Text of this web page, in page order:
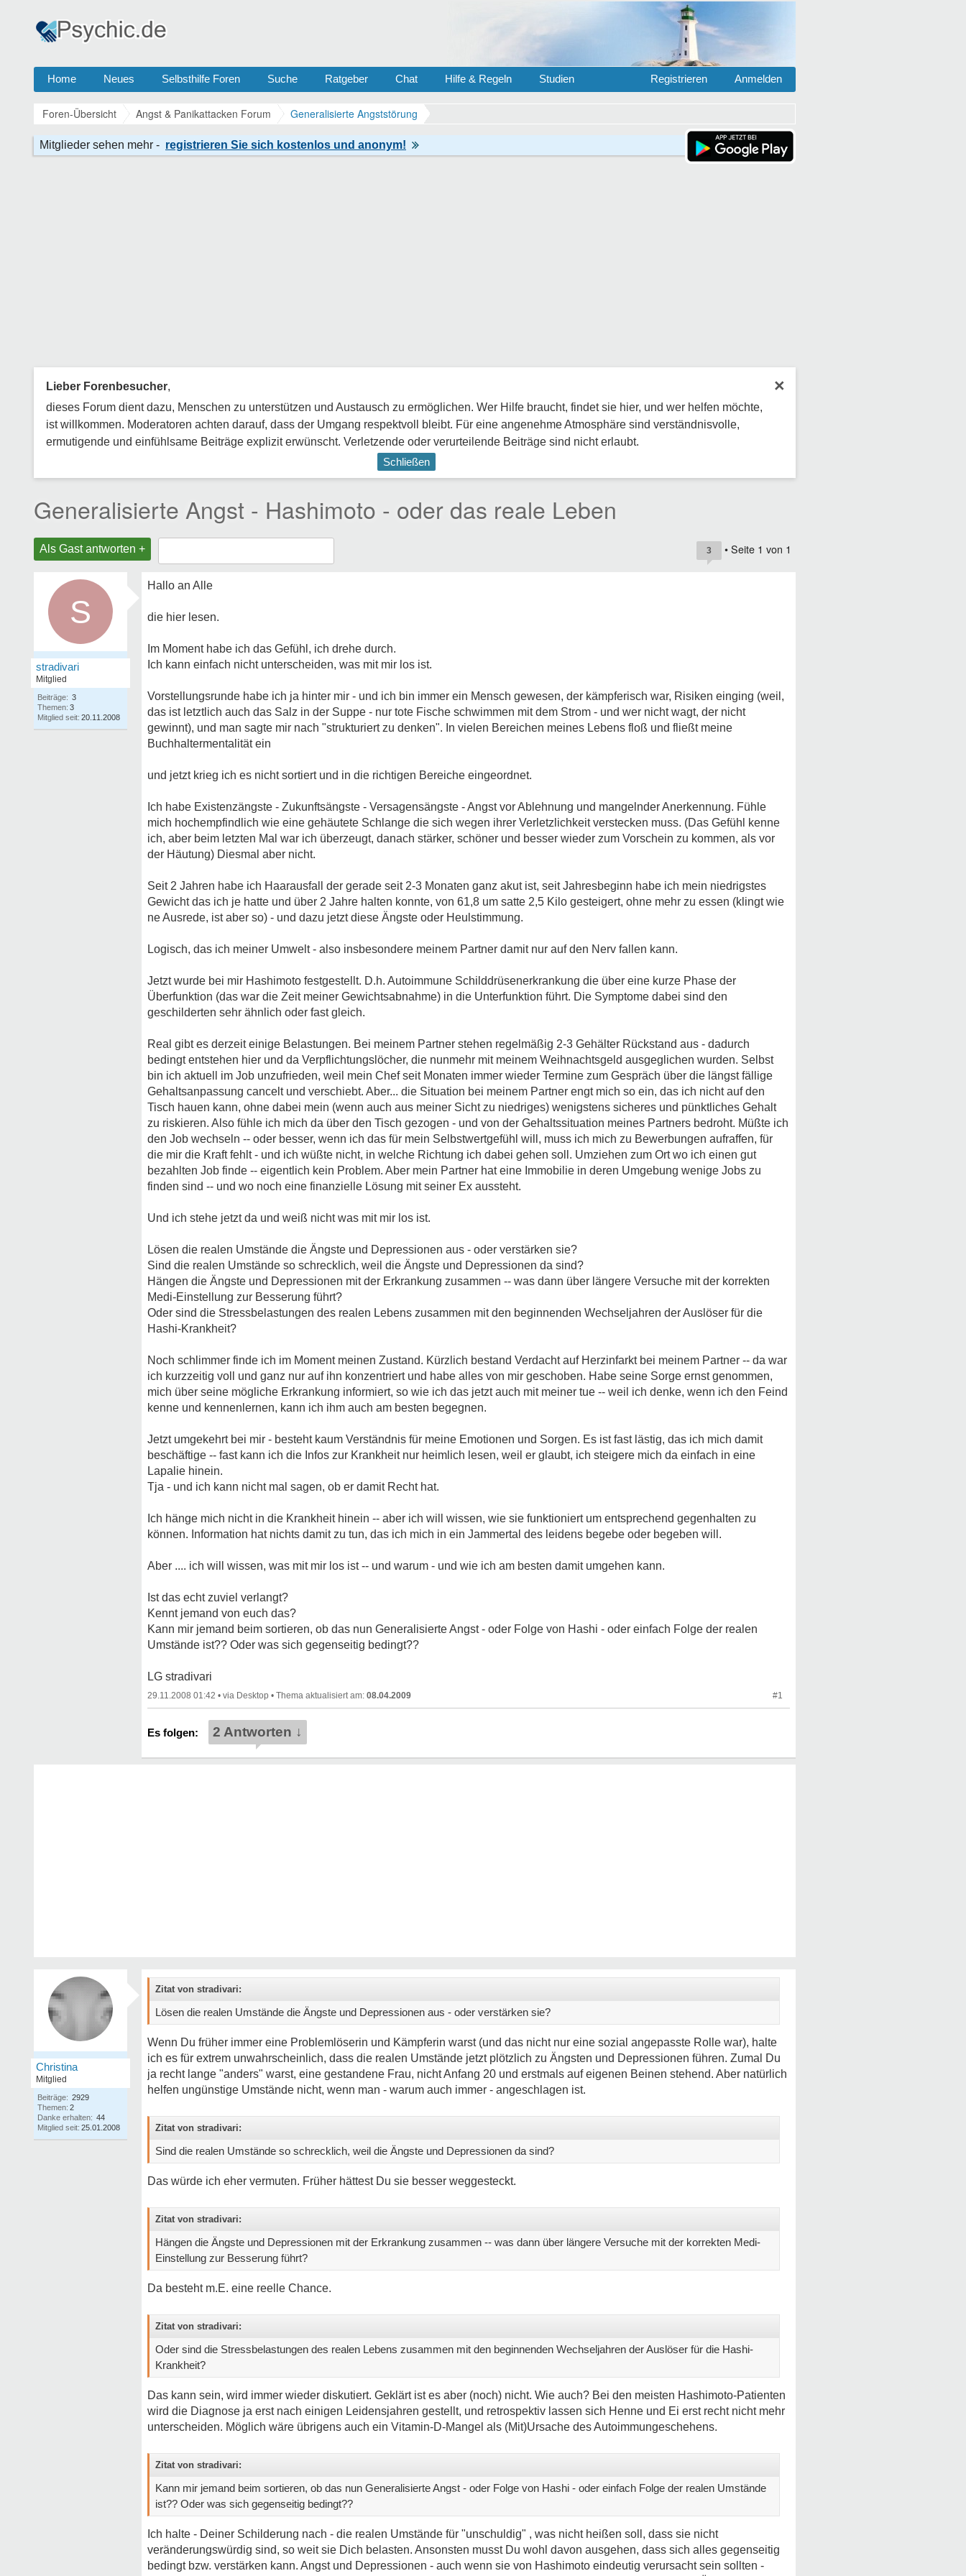
Home Neues Selbsthilfe Foren Suche Ratgeber Chat Hilfe & Regeln Studien Anmelden
Registrieren
Foren-Übersicht Angst & Panikattacken Forum Generalisierte Angststörung
×
Lieber Forenbesucher,
dieses Forum dient dazu, Menschen zu unterstützen und Austausch zu ermöglichen. Wer Hilfe braucht, findet sie hier, und wer helfen möchte,
ist willkommen. Moderatoren achten darauf, dass der Umgang respektvoll bleibt. Für eine angenehme Atmosphäre sind verständnisvolle,
ermutigende und einfühlsame Beiträge explizit erwünscht. Verletzende oder verurteilende Beiträge sind nicht erlaubt.
Schließen
Generalisierte Angst - Hashimoto - oder das reale Leben
Als Gast antworten + 3 • Seite 1 von 1
S
stradivari
Mitglied
Beiträge: 3
Themen: 3
Mitglied seit: 20.11.2008
Hallo an Alle
die hier lesen.
Im Moment habe ich das Gefühl, ich drehe durch.
Ich kann einfach nicht unterscheiden, was mit mir los ist.
Vorstellungsrunde habe ich ja hinter mir - und ich bin immer ein Mensch gewesen, der kämpferisch war, Risiken einging (weil,
das ist letztlich auch das Salz in der Suppe - nur tote Fische schwimmen mit dem Strom - und wer nicht wagt, der nicht
gewinnt), und man sagte mir nach "strukturiert zu denken". In vielen Bereichen meines Lebens floß und fließt meine
Buchhaltermentalität ein
und jetzt krieg ich es nicht sortiert und in die richtigen Bereiche eingeordnet.
Ich habe Existenzängste - Zukunftsängste - Versagensängste - Angst vor Ablehnung und mangelnder Anerkennung. Fühle
mich hochempfindlich wie eine gehäutete Schlange die sich wegen ihrer Verletzlichkeit verstecken muss. (Das Gefühl kenne
ich, aber beim letzten Mal war ich überzeugt, danach stärker, schöner und besser wieder zum Vorschein zu kommen, als vor
der Häutung) Diesmal aber nicht.
Seit 2 Jahren habe ich Haarausfall der gerade seit 2-3 Monaten ganz akut ist, seit Jahresbeginn habe ich mein niedrigstes
Gewicht das ich je hatte und über 2 Jahre halten konnte, von 61,8 um satte 2,5 Kilo gesteigert, ohne mehr zu essen (klingt wie
ne Ausrede, ist aber so) - und dazu jetzt diese Ängste oder Heulstimmung.
Logisch, das ich meiner Umwelt - also insbesondere meinem Partner damit nur auf den Nerv fallen kann.
Jetzt wurde bei mir Hashimoto festgestellt. D.h. Autoimmune Schilddrüsenerkrankung die über eine kurze Phase der
Überfunktion (das war die Zeit meiner Gewichtsabnahme) in die Unterfunktion führt. Die Symptome dabei sind den
geschilderten sehr ähnlich oder fast gleich.
Real gibt es derzeit einige Belastungen. Bei meinem Partner stehen regelmäßig 2-3 Gehälter Rückstand aus - dadurch
bedingt entstehen hier und da Verpflichtungslöcher, die nunmehr mit meinem Weihnachtsgeld ausgeglichen wurden. Selbst
bin ich aktuell im Job unzufrieden, weil mein Chef seit Monaten immer wieder Termine zum Gespräch über die längst fällige
Gehaltsanpassung cancelt und verschiebt. Aber... die Situation bei meinem Partner engt mich so ein, das ich nicht auf den
Tisch hauen kann, ohne dabei mein (wenn auch aus meiner Sicht zu niedriges) wenigstens sicheres und pünktliches Gehalt
zu riskieren. Also fühle ich mich da über den Tisch gezogen - und von der Gehaltssituation meines Partners bedroht. Müßte ich
den Job wechseln -- oder besser, wenn ich das für mein Selbstwertgefühl will, muss ich mich zu Bewerbungen aufraffen, für
die mir die Kraft fehlt - und ich wüßte nicht, in welche Richtung ich dabei gehen soll. Umziehen zum Ort wo ich einen gut
bezahlten Job finde -- eigentlich kein Problem. Aber mein Partner hat eine Immobilie in deren Umgebung wenige Jobs zu
finden sind -- und wo noch eine finanzielle Lösung mit seiner Ex aussteht.
Und ich stehe jetzt da und weiß nicht was mit mir los ist.
Lösen die realen Umstände die Ängste und Depressionen aus - oder verstärken sie?
Sind die realen Umstände so schrecklich, weil die Ängste und Depressionen da sind?
Hängen die Ängste und Depressionen mit der Erkrankung zusammen -- was dann über längere Versuche mit der korrekten
Medi-Einstellung zur Besserung führt?
Oder sind die Stressbelastungen des realen Lebens zusammen mit den beginnenden Wechseljahren der Auslöser für die
Hashi-Krankheit?
Noch schlimmer finde ich im Moment meinen Zustand. Kürzlich bestand Verdacht auf Herzinfarkt bei meinem Partner -- da war
ich kurzzeitig voll und ganz nur auf ihn konzentriert und habe alles von mir geschoben. Habe seine Sorge ernst genommen,
mich über seine mögliche Erkrankung informiert, so wie ich das jetzt auch mit meiner tue -- weil ich denke, wenn ich den Feind
kenne und kennenlernen, kann ich ihm auch am besten begegnen.
Jetzt umgekehrt bei mir - besteht kaum Verständnis für meine Emotionen und Sorgen. Es ist fast lästig, das ich mich damit
beschäftige -- fast kann ich die Infos zur Krankheit nur heimlich lesen, weil er glaubt, ich steigere mich da einfach in eine
Lapalie hinein.
Tja - und ich kann nicht mal sagen, ob er damit Recht hat.
Ich hänge mich nicht in die Krankheit hinein -- aber ich will wissen, wie sie funktioniert um entsprechend gegenhalten zu
können. Information hat nichts damit zu tun, das ich mich in ein Jammertal des leidens begebe oder begeben will.
Aber .... ich will wissen, was mit mir los ist -- und warum - und wie ich am besten damit umgehen kann.
Ist das echt zuviel verlangt?
Kennt jemand von euch das?
Kann mir jemand beim sortieren, ob das nun Generalisierte Angst - oder Folge von Hashi - oder einfach Folge der realen
Umstände ist?? Oder was sich gegenseitig bedingt??
LG stradivari
29.11.2008 01:42 • • 08.04.2009 #1
2 Antworten ↓
Christina
Mitglied
Beiträge: 2929
Themen: 2
Danke erhalten: 44
Mitglied seit: 25.01.2008
Zitat von stradivari:
Lösen die realen Umstände die Ängste und Depressionen aus - oder verstärken sie?
Wenn Du früher immer eine Problemlöserin und Kämpferin warst (und das nicht nur eine sozial angepasste Rolle war), halte
ich es für extrem unwahrscheinlich, dass die realen Umstände jetzt plötzlich zu Ängsten und Depressionen führen. Zumal Du
ja recht lange "anders" warst, eine gestandene Frau, nicht Anfang 20 und erstmals auf eigenen Beinen stehend. Aber natürlich
helfen ungünstige Umstände nicht, wenn man - warum auch immer - angeschlagen ist.
Zitat von stradivari:
Sind die realen Umstände so schrecklich, weil die Ängste und Depressionen da sind?
Das würde ich eher vermuten. Früher hättest Du sie besser weggesteckt.
Zitat von stradivari:
Hängen die Ängste und Depressionen mit der Erkrankung zusammen -- was dann über längere Versuche mit der korrekten Medi-
Einstellung zur Besserung führt?
Da besteht m.E. eine reelle Chance.
Zitat von stradivari:
Oder sind die Stressbelastungen des realen Lebens zusammen mit den beginnenden Wechseljahren der Auslöser für die Hashi-
Krankheit?
Das kann sein, wird immer wieder diskutiert. Geklärt ist es aber (noch) nicht. Wie auch? Bei den meisten Hashimoto-Patienten
wird die Diagnose ja erst nach einigen Leidensjahren gestellt, und retrospektiv lassen sich Henne und Ei erst recht nicht mehr
unterscheiden. Möglich wäre übrigens auch ein Vitamin-D-Mangel als (Mit)Ursache des Autoimmungeschehens.
Zitat von stradivari:
Kann mir jemand beim sortieren, ob das nun Generalisierte Angst - oder Folge von Hashi - oder einfach Folge der realen Umstände
ist?? Oder was sich gegenseitig bedingt??
Ich halte - Deiner Schilderung nach - die realen Umstände für "unschuldig" , was nicht heißen soll, dass sie nicht
veränderungswürdig sind, so weit sie Dich belasten. Ansonsten musst Du wohl davon ausgehen, dass sich alles gegenseitig
bedingt bzw. verstärken kann. Angst und Depressionen - auch wenn sie von Hashimoto eindeutig verursacht sein sollten -